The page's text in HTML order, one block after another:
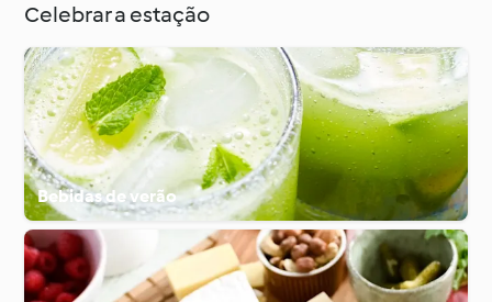
Celebrar a estação
Bebidas de verão